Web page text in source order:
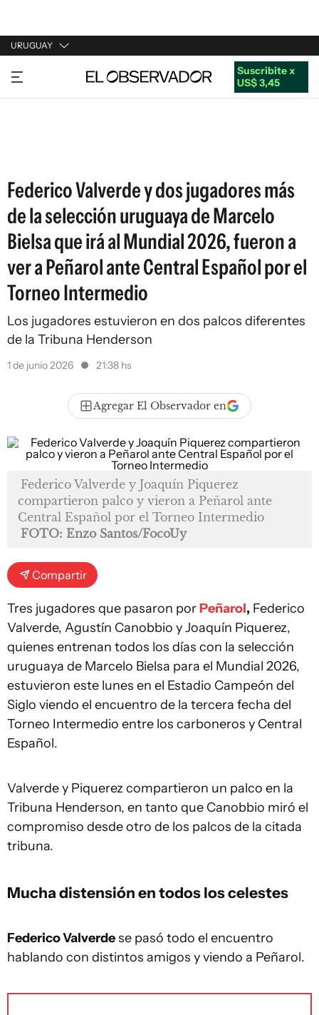
URUGUAY
URUGUAY
ARGENTINA
Suscribite x
US$ 3,45
Federico Valverde y dos jugadores más
de la selección uruguaya de Marcelo
Bielsa que irá al Mundial 2026, fueron a
ver a Peñarol ante Central Español por el
Torneo Intermedio
Los jugadores estuvieron en dos palcos diferentes
de la Tribuna Henderson
1 de junio 2026 21:38 hs
Agregar El Observador en
Federico Valverde y Joaquín Piquerez
compartieron palco y vieron a Peñarol ante
Central Español por el Torneo Intermedio
FOTO: Enzo Santos/FocoUy
Compartir
Tres jugadores que pasaron por Peñarol, Federico
Valverde, Agustín Canobbio y Joaquín Piquerez,
quienes entrenan todos los días con la selección
uruguaya de Marcelo Bielsa para el Mundial 2026,
estuvieron este lunes en el Estadio Campeón del
Siglo viendo el encuentro de la tercera fecha del
Torneo Intermedio entre los carboneros y Central
Español.
Valverde y Piquerez compartieron un palco en la
Tribuna Henderson, en tanto que Canobbio miró el
compromiso desde otro de los palcos de la citada
tribuna.
Mucha distensión en todos los celestes
Federico Valverdese pasó todo el encuentro
hablando con distintos amigos y viendo a Peñarol.